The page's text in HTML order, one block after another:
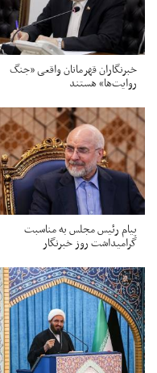
خبرنگاران قهرمانان واقعی «جنگ
روایت‌ها» هستند
پیام رئیس مجلس به مناسبت
گرامیداشت روز خبرنگار